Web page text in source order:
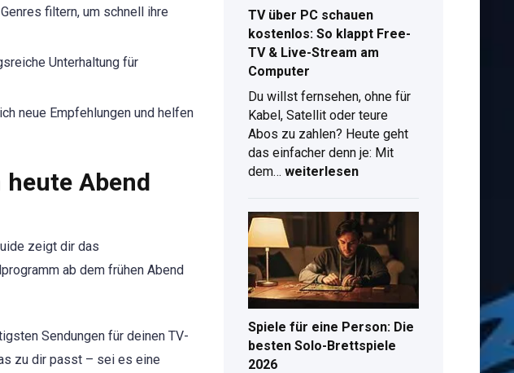
filtern, um schnell ihre
Unterhaltung für
neue Empfehlungen und helfen
Abend
zeigt dir das
ab dem frühen Abend
Sendungen für deinen TV-
zu dir passt – sei es eine
TV über PC schauen
kostenlos: So klappt Free-
TV & Live-Stream am
Computer
Du willst fernsehen, ohne für
Kabel, Satellit oder teure
Abos zu zahlen? Heute geht
das einfacher denn je: Mit
dem… TV
PC
schauen
kostenlos:
So
klappt
Free-
TV
&
weiterlesen
Spiele für eine Person: Die
besten Solo-Brettspiele
2026